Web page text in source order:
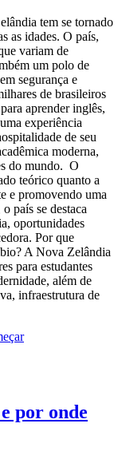
tem se tornado
as idades. O país,
variam de
um polo de
segurança e
de brasileiros
aprender inglês,
experiência
de seu
moderna,
do mundo. O
teórico quanto a
e promovendo uma
país se destaca
oportunidades
Por que
A Nova Zelândia
para estudantes
além de
infraestrutura de
por onde